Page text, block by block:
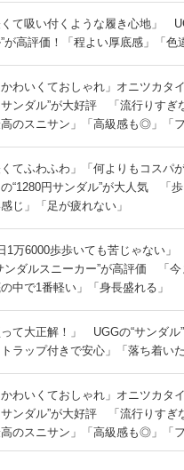
くて吸い付くような履き心地」
が高評価！「程よい厚底感」「色
かわいくておしゃれ」オニツカタ
ンダル”が大好評 「流行りすぎ
高のスニサン」「高級感も◎」「
くてふわふわ」「何よりもコス
“1280円サンダル”が大人気 「
じ」「足が疲れない」
1万6000歩歩いても苦じゃない
ンダルスニーカー”が高評価 「今
中で1番軽い」「身長盛れる」
って大正解！」 UGGの“サンダル
トラップ付きで安心」「落ち着い
かわいくておしゃれ」オニツカタ
ンダル”が大好評 「流行りすぎ
高のスニサン」「高級感も◎」「